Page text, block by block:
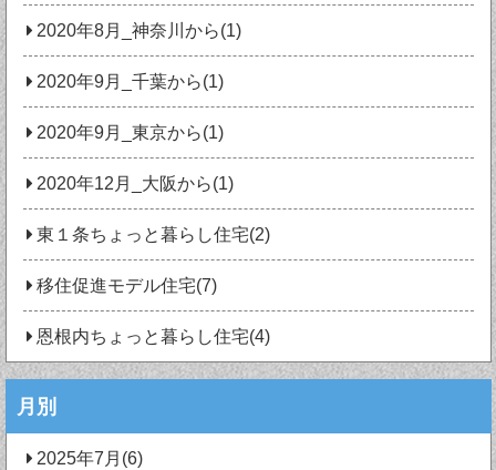
2020年8月_神奈川から(1)
2020年9月_千葉から(1)
2020年9月_東京から(1)
2020年12月_大阪から(1)
東１条ちょっと暮らし住宅(2)
移住促進モデル住宅(7)
恩根内ちょっと暮らし住宅(4)
月別
2025年7月(6)